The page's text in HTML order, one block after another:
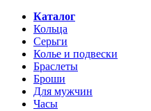
Каталог
Кольца
Серьги
Колье и подвески
Браслеты
Броши
Для мужчин
Часы